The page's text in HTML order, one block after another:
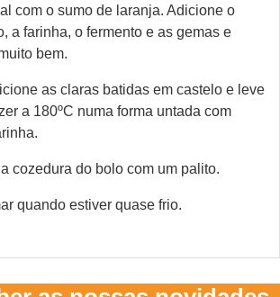
com o sumo de laranja. Adicione o
a farinha, o fermento e as gemas e
bem.
as claras batidas em castelo e leve
a 180ºC numa forma untada com
cozedura do bolo com um palito.
quando estiver quase frio.